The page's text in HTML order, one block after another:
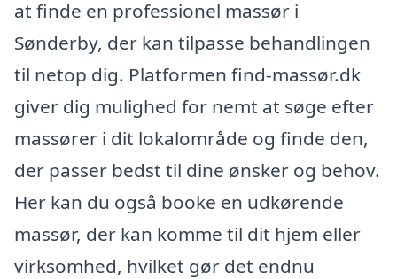
at finde en professionel massør i
Sønderby, der kan tilpasse behandlingen
til netop dig. Platformen find-massør.dk
giver dig mulighed for nemt at søge efter
massører i dit lokalområde og finde den,
der passer bedst til dine ønsker og behov.
Her kan du også booke en udkørende
massør, der kan komme til dit hjem eller
virksomhed, hvilket gør det endnu